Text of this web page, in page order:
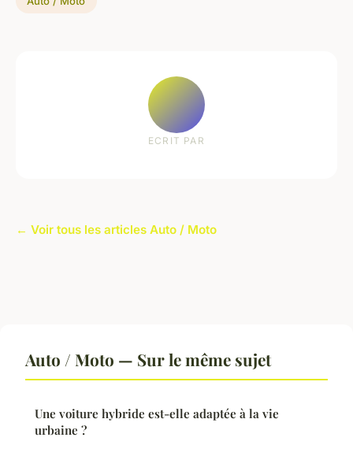
ECRIT PAR
← Voir tous les articles Auto / Moto
Auto / Moto — Sur le même sujet
Une voiture hybride est-elle adaptée à la vie
urbaine ?